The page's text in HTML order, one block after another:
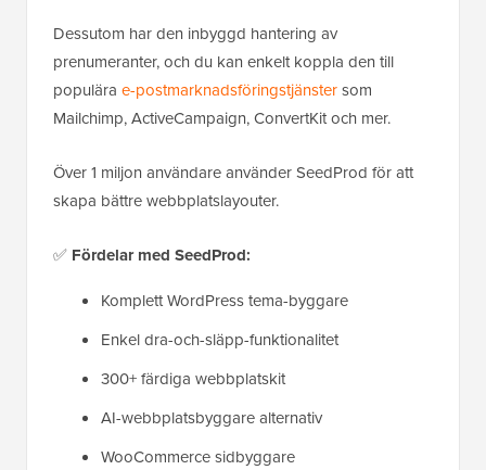
Dessutom har den inbyggd hantering av
prenumeranter, och du kan enkelt koppla den till
populära e-postmarknadsföringstjänstersom
Mailchimp, ActiveCampaign, ConvertKit och mer.
Över 1 miljon användare använder SeedProd för att
skapa bättre webbplatslayouter.
✅ Fördelar med SeedProd:
Komplett WordPress tema-byggare
Enkel dra-och-släpp-funktionalitet
300+ färdiga webbplatskit
AI-webbplatsbyggare alternativ
WooCommerce sidbyggare